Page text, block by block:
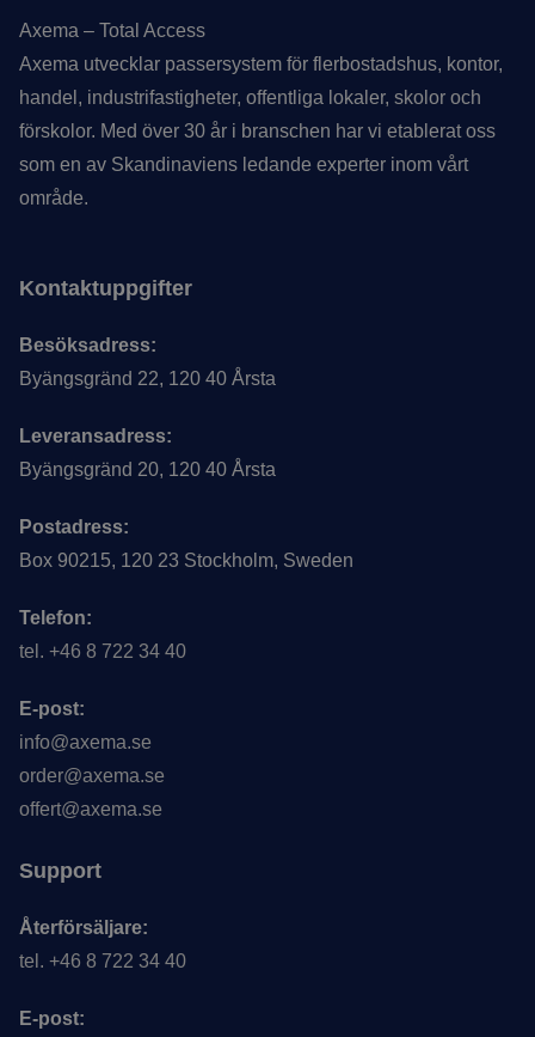
Axema – Total Access
Axema utvecklar passersystem för flerbostadshus, kontor,
handel, industrifastigheter, offentliga lokaler, skolor och
förskolor. Med över 30 år i branschen har vi etablerat oss
som en av Skandinaviens ledande experter inom vårt
område.
Kontaktuppgifter
Besöksadress:
Byängsgränd 22, 120 40 Årsta
Leveransadress:
Byängsgränd 20, 120 40 Årsta
Postadress:
Box 90215, 120 23 Stockholm, Sweden
Telefon:
tel. +46 8 722 34 40
E-post:
info@axema.se
order@axema.se
offert@axema.se
Support
Återförsäljare:
tel. +46 8 722 34 40
E-post: